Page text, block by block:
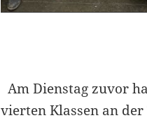
Am Dienstag zuvor
vierten Klassen an